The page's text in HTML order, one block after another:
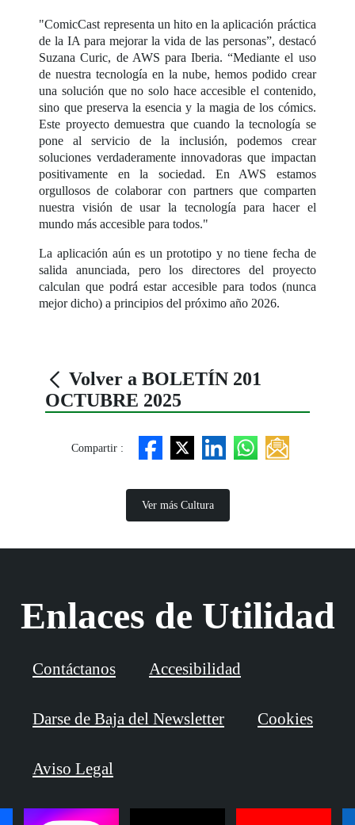
"ComicCast representa un hito en la aplicación práctica
de la IA para mejorar la vida de las personas”, destacó
Suzana Curic, de AWS para Iberia. “Mediante el uso
de nuestra tecnología en la nube, hemos podido crear
una solución que no solo hace accesible el contenido,
sino que preserva la esencia y la magia de los cómics.
Este proyecto demuestra que cuando la tecnología se
pone al servicio de la inclusión, podemos crear
soluciones verdaderamente innovadoras que impactan
positivamente en la sociedad. En AWS estamos
orgullosos de colaborar con partners que comparten
nuestra visión de usar la tecnología para hacer el
mundo más accesible para todos."
La aplicación aún es un prototipo y no tiene fecha de
salida anunciada, pero los directores del proyecto
calculan que podrá estar accesible para todos (nunca
mejor dicho) a principios del próximo año 2026.
Volver a BOLETÍN 201
OCTUBRE 2025
Compartir :
Ver más Cultura
Enlaces de Utilidad
Contáctanos Accesibilidad
Darse de Baja del Newsletter Cookies
Aviso Legal